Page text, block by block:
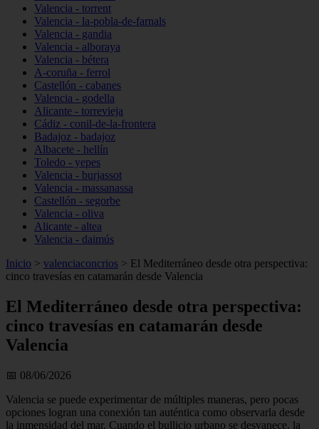
Valencia - torrent
Valencia - la-pobla-de-farnals
Valencia - gandia
Valencia - alboraya
Valencia - bétera
A-coruña - ferrol
Castellón - cabanes
Valencia - godella
Alicante - torrevieja
Cádiz - conil-de-la-frontera
Badajoz - badajoz
Albacete - hellín
Toledo - yepes
Valencia - burjassot
Valencia - massanassa
Castellón - segorbe
Valencia - oliva
Alicante - altea
Valencia - daimús
Inicio > valenciaconcrios > El Mediterráneo desde otra perspectiva:
cinco travesías en catamarán desde Valencia
El Mediterráneo desde otra perspectiva:
cinco travesías en catamarán desde
Valencia
📅 08/06/2026
Valencia se puede experimentar de múltiples maneras, pero pocas
opciones logran una conexión tan auténtica como observarla desde
la inmensidad del mar. Cuando el bullicio urbano se desvanece, la